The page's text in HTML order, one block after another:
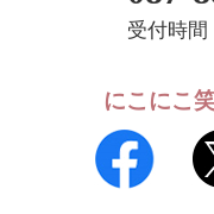
受付時間
にこにこ